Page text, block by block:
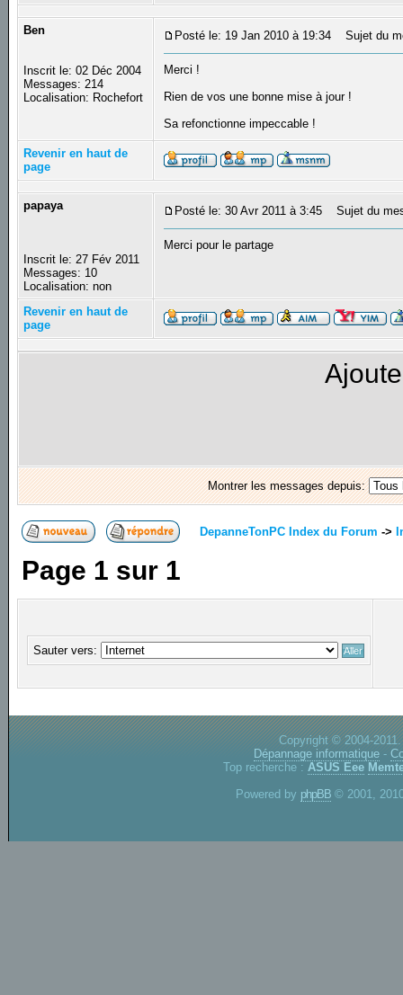
Ben
Inscrit le: 02 Déc 2004
Messages: 214
Localisation: Rochefort
Posté le: 19 Jan 2010 à 19:34 Sujet du
Merci !
Rien de vos une bonne mise à jour !
Sa refonctionne impeccable !
Revenir en haut de
page
papaya
Inscrit le: 27 Fév 2011
Messages: 10
Localisation: non
Posté le: 30 Avr 2011 à 3:45 Sujet du
Merci pour le partage
Revenir en haut de
page
Montrer les messages depuis:
DepanneTonPC Index du Forum ->
Page 1 sur 1
Sauter vers:
Copyright © 2004-
Dépannage informatique -
Top recherche : ASUS Eee
Powered by phpBB © 2001,